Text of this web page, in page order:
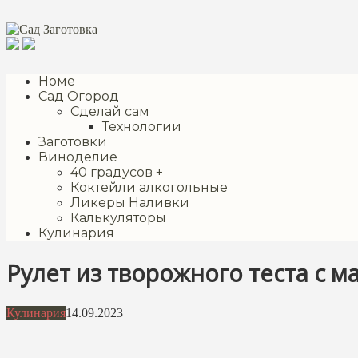
к
контенту
Номе
Сад Огород
Сделай сам
Технологии
Заготовки
Виноделие
40 градусов +
Коктейли алкогольные
Ликеры Наливки
Калькуляторы
Кулинария
Рулет из творожного теста с
Кулинария14.09.2023